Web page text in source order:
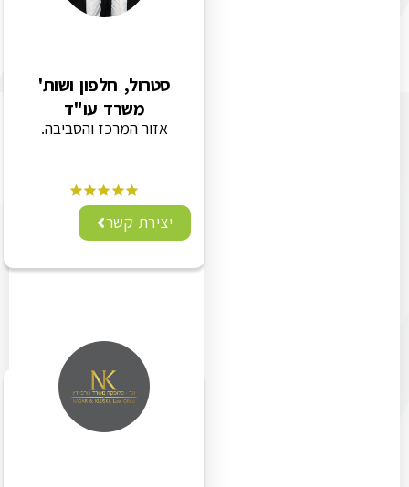
סטרול, חלפון ושות'
משרד עו"ד
אזור המרכז והסביבה.
יצירת קשר